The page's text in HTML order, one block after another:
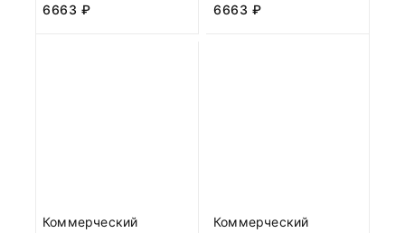
6663 ₽
6663 ₽
Коммерческий
Коммерческий